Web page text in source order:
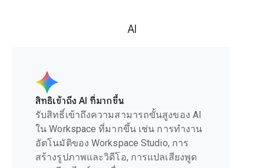
AI
สิทธิ์เข้าถึง AI ที่มากขึ้น
รับสิทธิ์เข้าถึงความสามารถขั้นสูงของ AI
ใน Workspace ที่มากขึ้น เช่น การทำงาน
อัตโนมัติของ Workspace Studio, การ
สร้างรูปภาพและวิดีโอ, การแปลเสียงพูด